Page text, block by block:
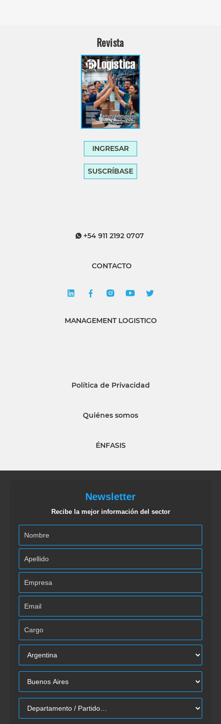
Revista
INGRESAR
SUSCRÍBASE
+54 911 2192 0707
CONTACTO
MANAGEMENT LOGISTICO
Política de Privacidad
Quiénes somos
ÉNFASIS
Newsletter
Recibe la mejor información del sector